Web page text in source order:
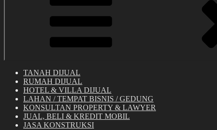
TANAH DIJUAL
RUMAH DIJUAL
HOTEL & VILLA DIJUAL
LAHAN / TEMPAT BISNIS / GEDUNG
KONSULTAN PROPERTY & LAWYER
JUAL, BELI & KREDIT MOBIL
JASA KONSTRUKSI